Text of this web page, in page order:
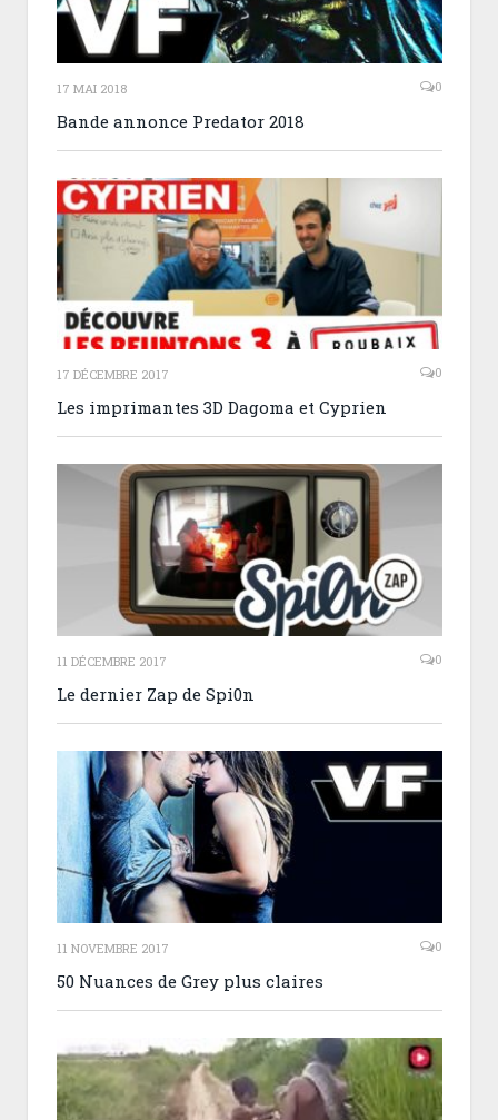
17 MAI 2018 0
Bande annonce Predator 2018
17 DÉCEMBRE 2017 0
Les imprimantes 3D Dagoma et Cyprien
11 DÉCEMBRE 2017 0
Le dernier Zap de Spi0n
11 NOVEMBRE 2017 0
50 Nuances de Grey plus claires